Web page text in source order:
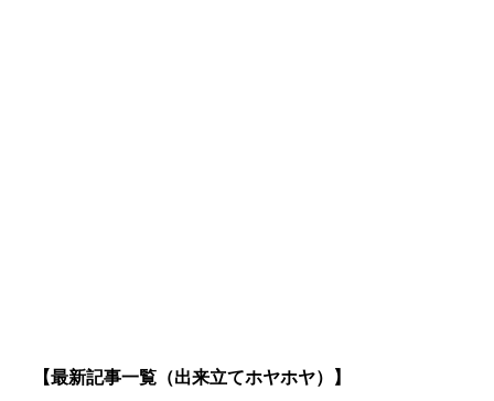
【最新記事一覧（出来立てホヤホヤ）】